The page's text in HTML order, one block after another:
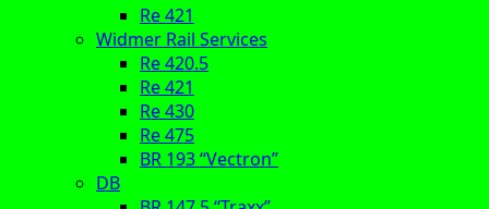
Re 421
Widmer Rail Services
Re 420.5
Re 421
Re 430
Re 475
BR 193 “Vectron”
DB